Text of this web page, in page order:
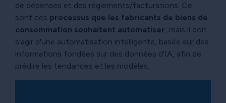
de dépenses et des règlements/facturations. Ce
sont ces processus que les fabricants de biens de
consommation souhaitent automatiser, mais il doit
s'agir d'une automatisation intelligente, basée sur des
informations fondées sur des données d'IA, afin de
prédire les tendances et les modèles.